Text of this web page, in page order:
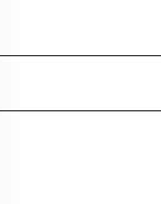
sont nécessaires